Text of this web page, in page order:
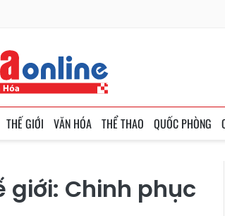
THẾ GIỚI VĂN HÓA THỂ THAO QUỐC PHÒNG
giới: Chinh phục